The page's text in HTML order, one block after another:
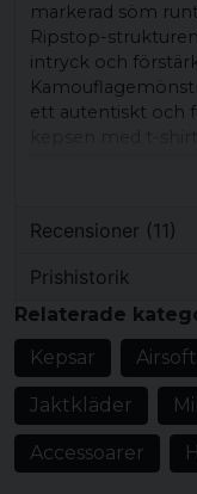
markerad söm
Ripstop-
intryck och
ett autentiskt och
avslappnad och
Design/
markerad
skärm,
Mönster/
Stil/känsla:
Färg:HDT-
camo, AT
Recensioner (11)
för 1 år sedan
Kenth
för 2 år sedan
Det finns ingen
aldrig mer dunken
Prishistorik
Relaterade
Kepsar
Airsoft
Jaktkläder
Accessoarer